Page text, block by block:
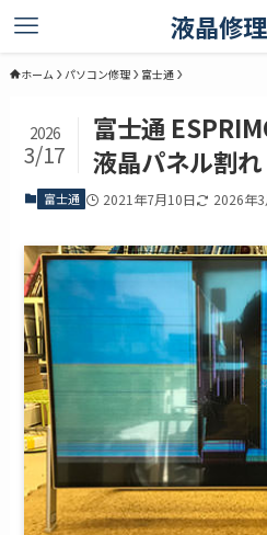
液晶修
ホーム パソコン修理 富士通
富士通
液晶パネル割れ
2026
3/17
富士通 2021年7月10日 2026年